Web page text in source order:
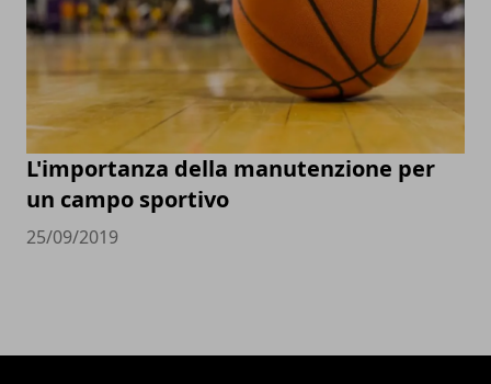
L'importanza della manutenzione per
un campo sportivo
25/09/2019